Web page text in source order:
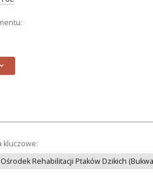
kluczowe:
Ośrodek Rehabilitacji Ptaków Dzikich